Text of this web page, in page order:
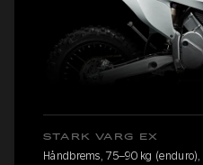
STARK VARG EX
Håndbrems, 75–90 kg